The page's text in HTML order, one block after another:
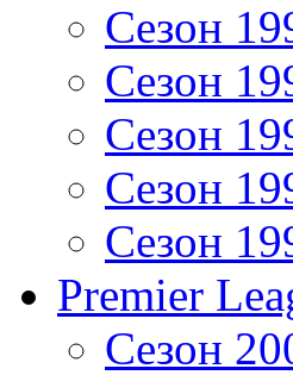
Сезон
Сезон
Сезон
Сезон
Сезон
Premier
Сезон